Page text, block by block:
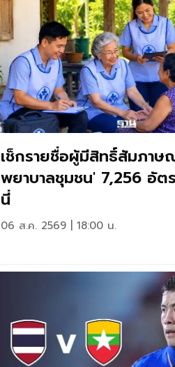
เช็กรายชื่อผู้มีสิทธิ์สัมภาษ
พยาบาลชุมชน' 7,256 อัต
นี่
06 ส.ค. 2569 | 18:00 น.